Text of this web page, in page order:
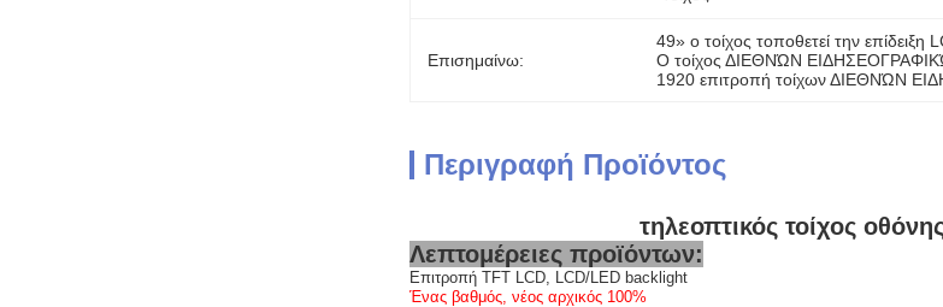
Επισημαίνω:
49» ο τοίχος τοποθετεί την επίδειξη
Ο τοίχος ΔΙΕΘΝΏΝ
1920 επιτροπή τοίχων ΔΙΕΘΝΏΝ
Περιγραφή Προϊόντος
τηλεοπτικός τοίχος
Λεπτομέρειες προϊόντων:
Επιτροπή TFT LCD, LCD/LED backlight
Ένας βαθμός, νέος αρχικός 100%